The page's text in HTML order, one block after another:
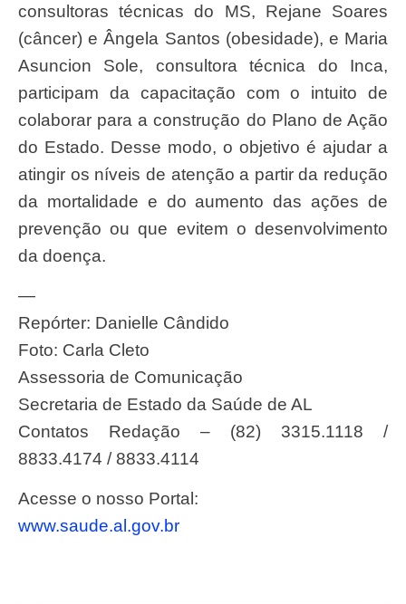
consultoras técnicas do MS, Rejane Soares
(câncer) e Ângela Santos (obesidade), e Maria
Asuncion Sole, consultora técnica do Inca,
participam da capacitação com o intuito de
colaborar para a construção do Plano de Ação
do Estado. Desse modo, o objetivo é ajudar a
atingir os níveis de atenção a partir da redução
da mortalidade e do aumento das ações de
prevenção ou que evitem o desenvolvimento
da doença.
—
Repórter: Danielle Cândido
Foto: Carla Cleto
Assessoria de Comunicação
Secretaria de Estado da Saúde de AL
Contatos Redação – (82) 3315.1118 /
8833.4174 / 8833.4114
Acesse o nosso Portal:
www.saude.al.gov.br